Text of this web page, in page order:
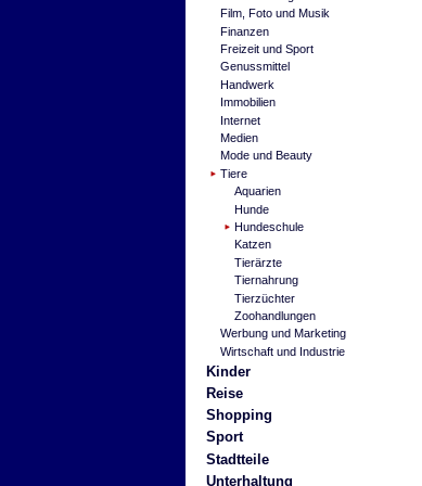
Film, Foto und Musik
Finanzen
Freizeit und Sport
Genussmittel
Handwerk
Immobilien
Internet
Medien
Mode und Beauty
Tiere
Aquarien
Hunde
Hundeschule
Katzen
Tierärzte
Tiernahrung
Tierzüchter
Zoohandlungen
Werbung und Marketing
Wirtschaft und Industrie
Kinder
Reise
Shopping
Sport
Stadtteile
Unterhaltung